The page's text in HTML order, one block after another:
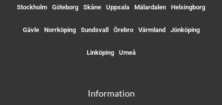
Stockholm Göteborg Skåne Uppsala Mälardalen Helsingborg
Gävle Norrköping Sundsvall Örebro Värmland Jönköping
Linköping Umeå
Information